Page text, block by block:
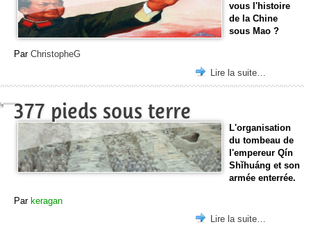
vous l'histoire
de la Chine
sous Mao ?
Par ChristopheG
Lire la suite…
377 pieds sous terre
L'organisation
du tombeau de
l'empereur Qín
Shǐhuáng et son
armée enterrée.
Par keragan
Lire la suite…